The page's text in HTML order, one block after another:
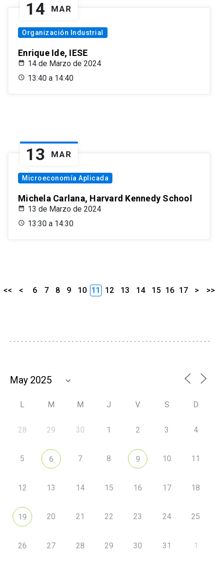
14 MAR
Organización Industrial
Enrique Ide, IESE
14 de Marzo de 2024
13:40 a 14:40
13 MAR
Microeconomía Aplicada
Michela Carlana, Harvard Kennedy School
13 de Marzo de 2024
13:30 a 14:30
<< < 6 7 8 9 10 11 12 13 14 15 16 17 > >>
L M M J V S D
28 29 30 1 2 3 4
5 6 7 8 9 10 11
12 13 14 15 16 17 18
19 20 21 22 23 24 25
26 27 28 29 30 31 1